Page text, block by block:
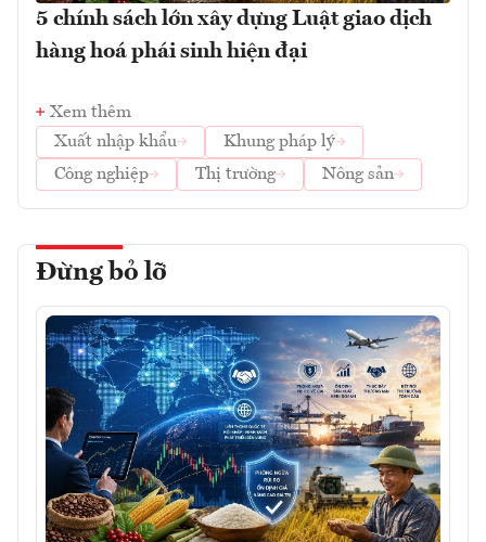
5 chính sách lớn xây dựng Luật giao dịch
hàng hoá phái sinh hiện đại
Xem thêm
Xuất nhập khẩu
Khung pháp lý
Công nghiệp
Thị trường Nông sản
Đừng bỏ lỡ